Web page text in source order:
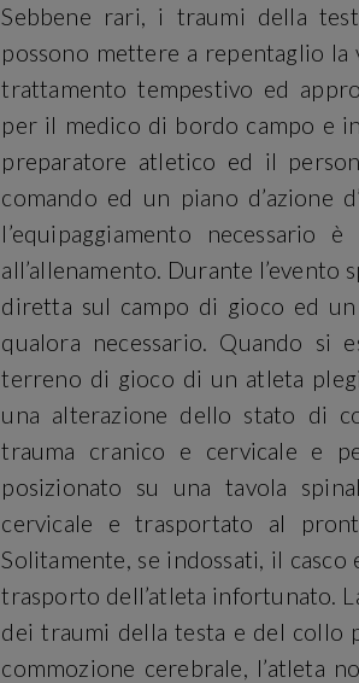
Sebbene rari, i traumi della
possono mettere a repentaglio
trattamento tempestivo ed
per il medico di bordo campo e
preparatore atletico ed il
comando ed un piano d’azione
l’equipaggiamento
all’allenamento. Durante
diretta sul campo di gioco ed
qualora necessario. Quando si
terreno di gioco di un atleta
una alterazione dello stato di
trauma cranico e cervicale e
posizionato su una tavola
cervicale e trasportato al
Solitamente, se indossati, il
trasporto dell’atleta infortunato.
dei traumi della testa e del collo
commozione cerebrale, l’atleta